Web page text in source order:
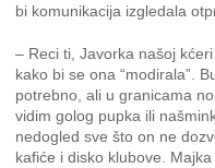
bi komunikacija izgledala
– Reci ti, Javorka našoj
kako bi se ona “modirala”.
potrebno, ali u granicama
vidim golog pupka ili
nedogled sve što on ne
kafiće i disko klubove.